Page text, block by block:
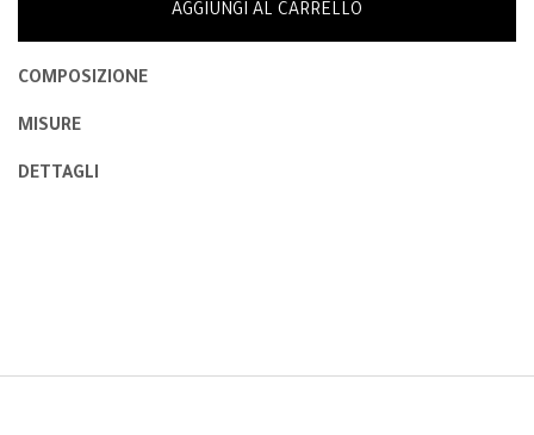
AGGIUNGI AL CARRELLO
COMPOSIZIONE
MISURE
DETTAGLI